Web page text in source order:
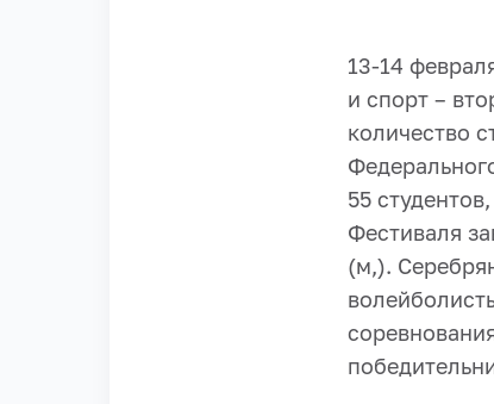
13-14
и спорт –
количество
55
Фестиваля
(м,).